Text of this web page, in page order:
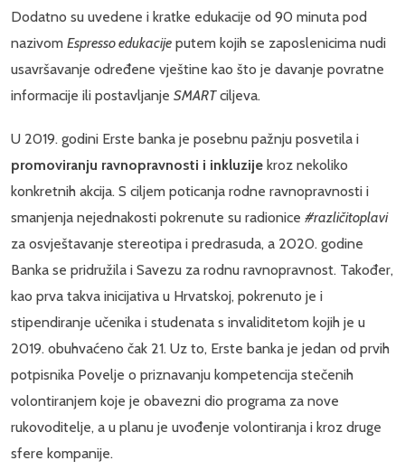
Dodatno su uvedene i kratke edukacije od 90 minuta pod
nazivom Espresso edukacije putem kojih se zaposlenicima nudi
usavršavanje određene vještine kao što je davanje povratne
informacije ili postavljanje SMARTciljeva.
U 2019. godini Erste banka je posebnu pažnju posvetila i
promoviranju ravnopravnosti i inkluzije kroz nekoliko
konkretnih akcija. S ciljem poticanja rodne ravnopravnosti i
smanjenja nejednakosti pokrenute su radionice #različitoplavi
za osvještavanje stereotipa i predrasuda, a 2020. godine
Banka se pridružila i Savezu za rodnu ravnopravnost. Također,
kao prva takva inicijativa u Hrvatskoj, pokrenuto je i
stipendiranje učenika i studenata s invaliditetom kojih je u
2019. obuhvaćeno čak 21. Uz to, Erste banka je jedan od prvih
potpisnika Povelje o priznavanju kompetencija stečenih
volontiranjem koje je obavezni dio programa za nove
rukovoditelje, a u planu je uvođenje volontiranja i kroz druge
sfere kompanije.